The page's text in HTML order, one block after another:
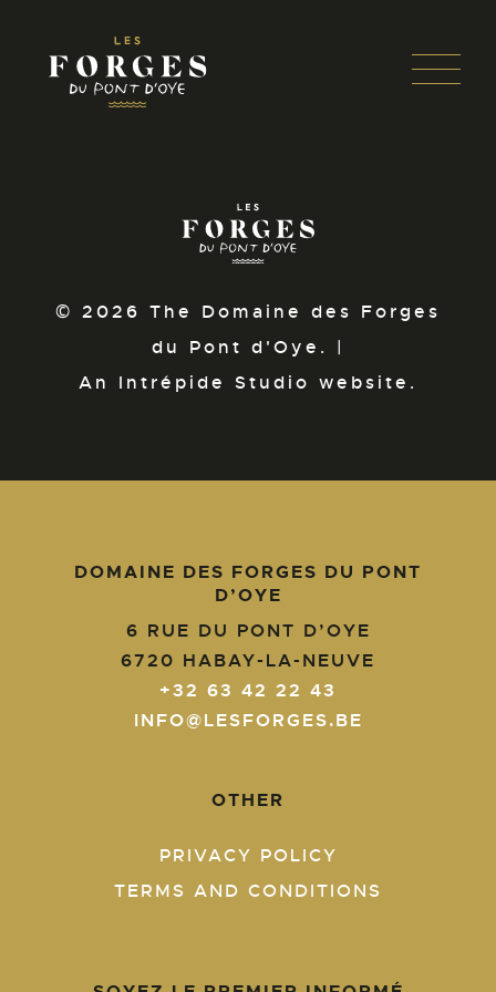
Open
© 2026 The Domaine des Forges
du Pont d'Oye. |
An Intrépide Studio website.
DOMAINE DES FORGES DU PONT
D’OYE
6 RUE DU PONT D’OYE
6720 HABAY-LA-NEUVE
+32 63 42 22 43
INFO@LESFORGES.BE
OTHER
PRIVACY POLICY
TERMS AND CONDITIONS